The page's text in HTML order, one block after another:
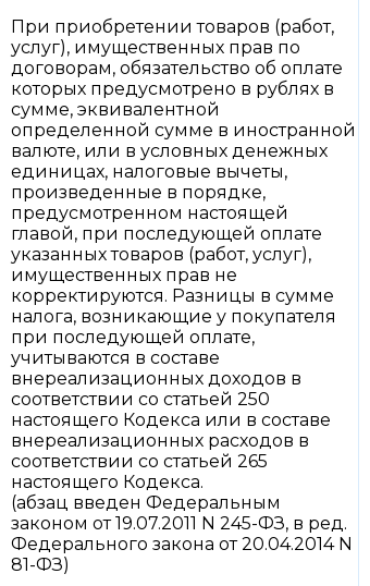
При приобретении товаров (работ,
услуг), имущественных прав по
договорам, обязательство об оплате
которых предусмотрено в рублях в
сумме, эквивалентной
определенной сумме в иностранной
валюте, или в условных денежных
единицах, налоговые вычеты,
произведенные в порядке,
предусмотренном настоящей
главой, при последующей оплате
указанных товаров (работ, услуг),
имущественных прав не
корректируются. Разницы в сумме
налога, возникающие у покупателя
при последующей оплате,
учитываются в составе
внереализационных доходов в
соответствии со статьей 250
настоящего Кодекса или в составе
внереализационных расходов в
соответствии со статьей 265
настоящего Кодекса.
(абзац введен Федеральным
законом от 19.07.2011 N 245-ФЗ, в ред.
Федерального закона от 20.04.2014 N
81-ФЗ)